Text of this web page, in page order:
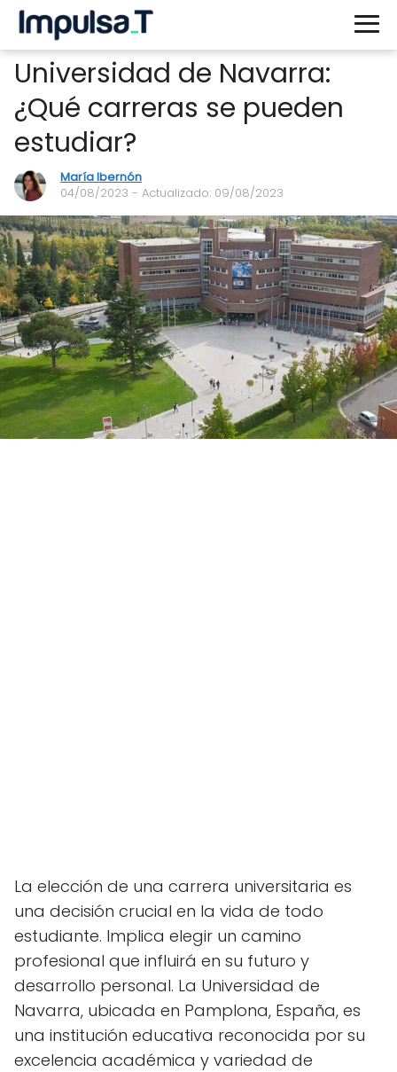
Universidad de Navarra:
¿Qué carreras se pueden
estudiar?
María Ibernón
04/08/2023 - Actualizado: 09/08/2023
La elección de una carrera universitaria es
una decisión crucial en la vida de todo
estudiante. Implica elegir un camino
profesional que influirá en su futuro y
desarrollo personal. La Universidad de
Navarra, ubicada en Pamplona, España, es
una institución educativa reconocida por su
excelencia académica y variedad de